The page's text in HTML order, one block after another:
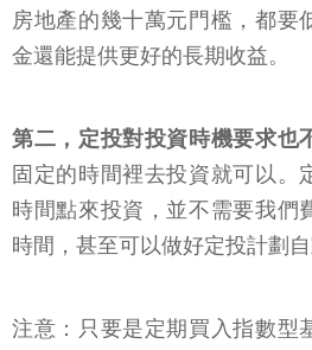
房地產的幾十萬元門檻，都要
金還能提供更好的長期收益。
第二，定投對投資時機要求也
固定的時間裡去投資就可以。
時間點來投資，並不需要我們
時間，甚至可以做好定投計劃自
注意：只要是定期買入指數型